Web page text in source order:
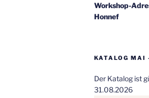
Workshop-
Honnef
KATALOG MAI
Der Katalog ist
31.08.2026